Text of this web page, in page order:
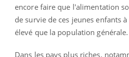
encore faire que l'alimentation
de survie de ces jeunes enfants
élevé que la population générale.
Dans les pays plus riches,